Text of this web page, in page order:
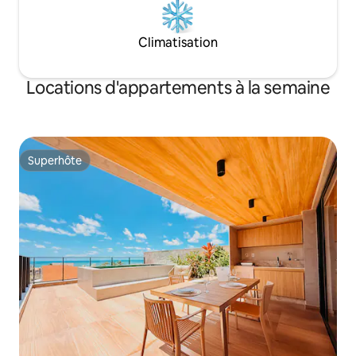
Climatisation
Locations d'appartements à la semaine
Superhôte
Superhôte